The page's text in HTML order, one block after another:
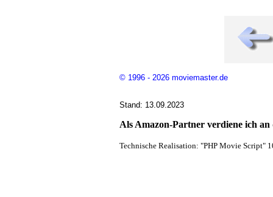
© 1996 - 2026 moviemaster.de
Stand: 13.09.2023
Als Amazon-Partner verdiene ich
Technische Realisation: "PHP Movie Script"